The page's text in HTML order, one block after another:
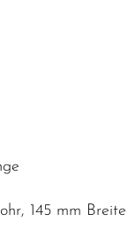
145 mm Breite